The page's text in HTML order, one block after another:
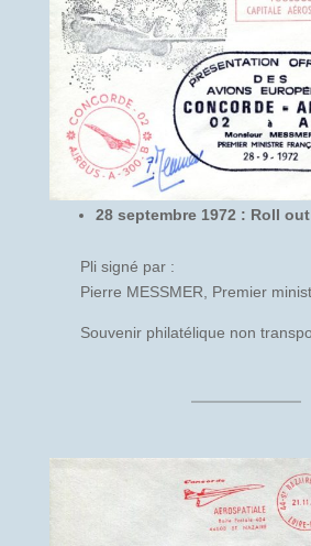
28 septembre 1972 : Roll
Pli signé par :
Pierre MESSMER, Premier
Souvenir philatélique non